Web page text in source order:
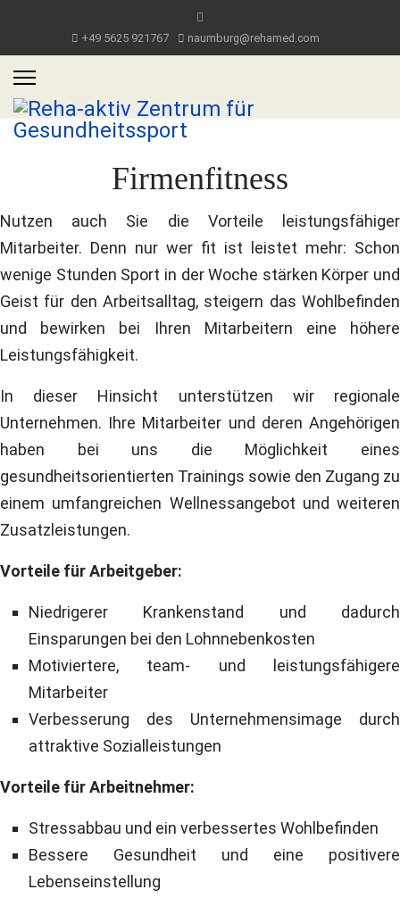
+49 5625 921767 naumburg@rehamed.com
Firmenfitness
Nutzen auch Sie die Vorteile leistungsfähiger
Mitarbeiter. Denn nur wer fit ist leistet mehr: Schon
wenige Stunden Sport in der Woche stärken Körper und
Geist für den Arbeitsalltag, steigern das Wohlbefinden
und bewirken bei Ihren Mitarbeitern eine höhere
Leistungsfähigkeit.
In dieser Hinsicht unterstützen wir regionale
Unternehmen. Ihre Mitarbeiter und deren Angehörigen
haben bei uns die Möglichkeit eines
gesundheitsorientierten Trainings sowie den Zugang zu
einem umfangreichen Wellnessangebot und weiteren
Zusatzleistungen.
Vorteile für Arbeitgeber:
Niedrigerer Krankenstand und dadurch
Einsparungen bei den Lohnnebenkosten
Motiviertere, team- und leistungsfähigere
Mitarbeiter
Verbesserung des Unternehmensimage durch
attraktive Sozialleistungen
Vorteile für Arbeitnehmer:
Stressabbau und ein verbessertes Wohlbefinden
Bessere Gesundheit und eine positivere
Lebenseinstellung